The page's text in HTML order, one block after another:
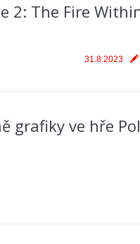
2: The Fire
31.8.2023
grafiky ve hře